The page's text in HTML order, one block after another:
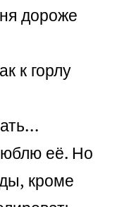
дороже
к горлу
её. Но
кроме